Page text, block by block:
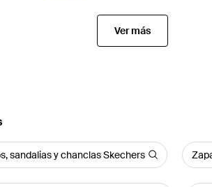
Ver más
sandalias y chanclas Skechers